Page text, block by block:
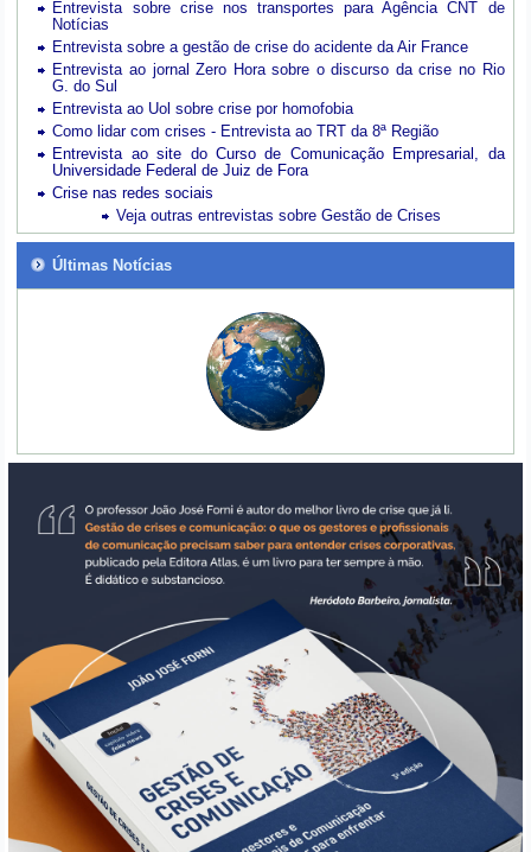
Entrevista sobre crise nos transportes para Agência CNT de
Notícias
Entrevista sobre a gestão de crise do acidente da Air France
Entrevista ao jornal Zero Hora sobre o discurso da crise no Rio
G. do Sul
Entrevista ao Uol sobre crise por homofobia
Como lidar com crises - Entrevista ao TRT da 8ª Região
Entrevista ao site do Curso de Comunicação Empresarial, da
Universidade Federal de Juiz de Fora
Crise nas redes sociais
Veja outras entrevistas sobre Gestão de Crises
Últimas Notícias